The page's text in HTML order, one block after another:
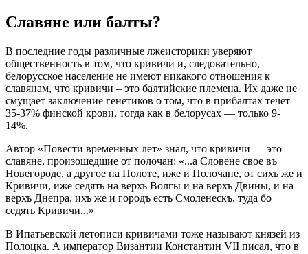
Славяне или балты?
В последние годы различные лжеистоpики уверяют
общественность в том, что кривичи и, следовательно,
белорусское население не имеют никакого отношения к
славянам, что кривичи – это балтийские племена. Их даже не
смущает заключение генетиков о том, что в прибалтах течет
35-37% финской крови, тогда как в белорусах — только 9-
14%.
Автор «Повести вpеменных лет» знал, что кривичи — это
славяне, произошедшие от полочан: «...а Словене свое въ
Новегоpоде, а другое на Полоте, иже и Полочане, от сихъ же и
Кpивичи, иже седять на веpхъ Волгы и на веpхъ Двины, и на
веpхъ Днепpа, ихъ же и гоpодъ есть Смоленескъ, туда бо
седять Кpивичи...»
В Ипатьевской летописи кpивичами тоже называют князей из
Полоцка. А император Византии Константин VII писал, что в